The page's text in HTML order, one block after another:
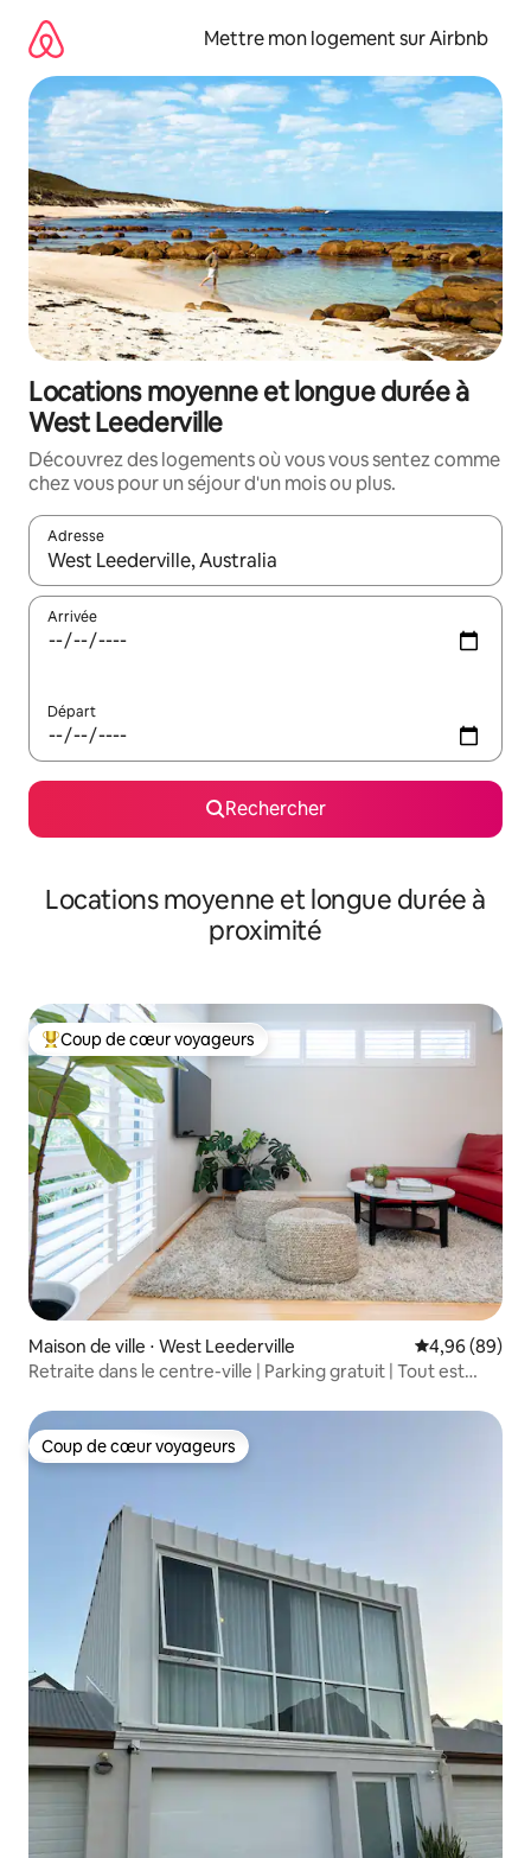
directement
contenu
Mettre mon logement sur Airbnb
Locations moyenne et longue durée à
West Leederville
Découvrez des logements où vous vous sentez comme
chez vous pour un séjour d'un mois ou plus.
Adresse
Lorsque les résultats s'affichent, utilisez les flèches vers le
Arrivée
Départ
Rechercher
Locations moyenne et longue durée à
proximité
Coups de cœur voyageurs les plus appréciés
Coup de cœur voyageurs
Maison de ville ⋅ West Leederville Évaluation
4,96 (89)
Retraite dans le centre-ville | Parking gratuit | Tout est
Coup de cœur voyageurs
Coup de cœur voyageurs